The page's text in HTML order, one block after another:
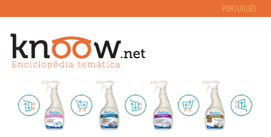
PORTUGUÊS